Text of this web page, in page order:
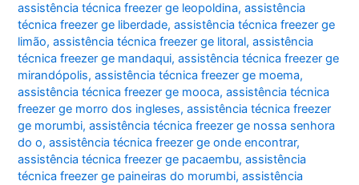
assistência técnica freezer ge leopoldina,assistência
técnica freezer ge liberdade,assistência técnica freezer ge
limão,assistência técnica freezer ge litoral,assistência
técnica freezer ge mandaqui,assistência técnica freezer ge
mirandópolis,assistência técnica freezer ge moema,
assistência técnica freezer ge mooca,assistência técnica
freezer ge morro dos ingleses,assistência técnica freezer
ge morumbi,assistência técnica freezer ge nossa senhora
do o,assistência técnica freezer ge onde encontrar,
assistência técnica freezer ge pacaembu,assistência
técnica freezer ge paineiras do morumbi,assistência